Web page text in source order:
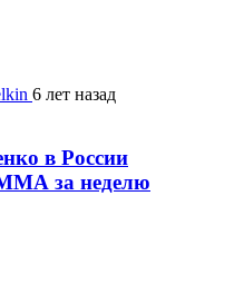
6 лет назад
в России
ММА за неделю